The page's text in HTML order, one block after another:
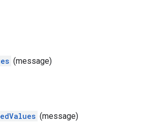
​​(message)
​​(message)